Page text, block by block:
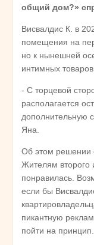
общий дом?»
Висвалдис К. в
помещения на
но к нынешней
интимных
- С торцевой
располагается
дополнительную
Яна.
Об этом решении
Жителям второго
понравилась.
если бы
пикантную
пойти на принцип.